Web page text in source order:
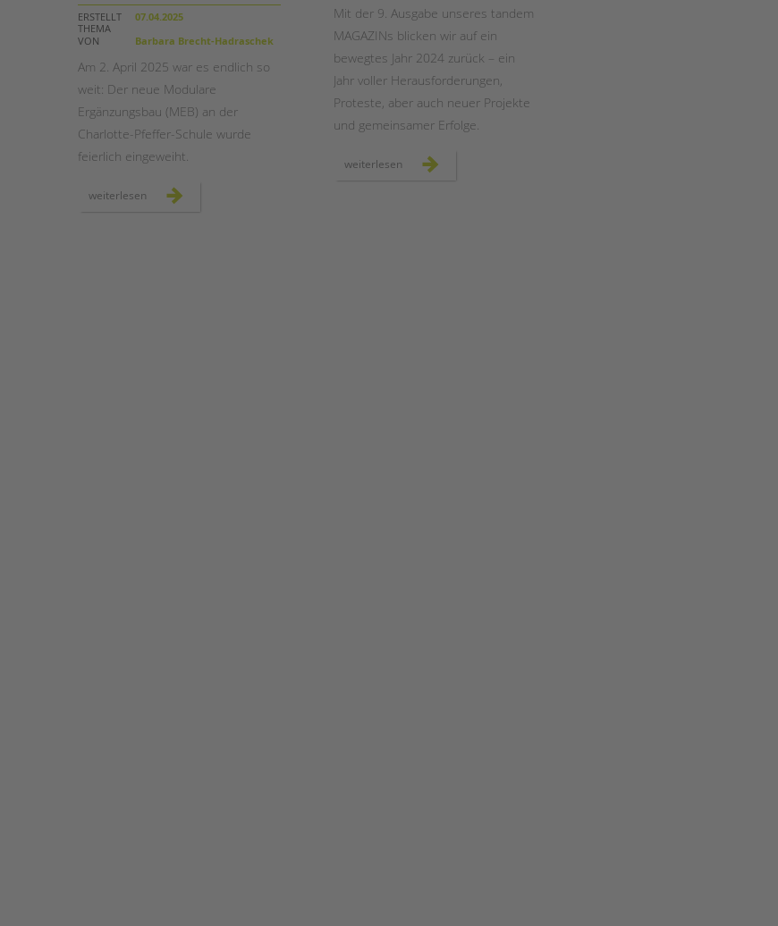
STADTTEILARBEIT
ERSTELLT
07.04.2025
THEMA
VON
Barbara Brecht-Hadraschek
Am 2. April 2025 war es endlich so
weit: Der neue Modulare
Ergänzungsbau (MEB) an der
Charlotte-Pfeffer-Schule wurde
feierlich eingeweiht.
weiterlesen neuer
modularer
Mit der 9. Ausgabe unseres tandem
MAGAZINs blicken wir auf ein
bewegtes Jahr 2024 zurück – ein
Jahr voller Herausforderungen,
Proteste, aber auch neuer Projekte
und gemeinsamer Erfolge.
weiterlesen unser
neues